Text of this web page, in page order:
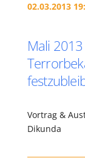
02.03.2013
Mali
Vortrag &
Dikunda